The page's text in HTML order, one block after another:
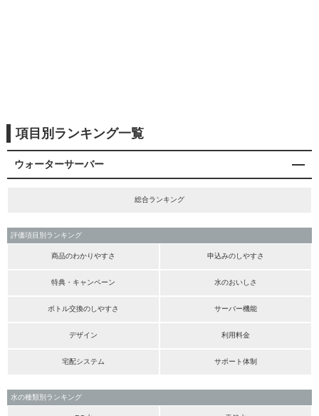
項目別ランキング一覧
ウォーターサーバー
総合ランキング
評価項目別ランキング
商品のわかりやすさ 申込みのしやすさ
特典・キャンペーン 水のおいしさ
ボトル交換のしやすさ サーバー機能
デザイン 利用料金
宅配システム サポート体制
水の種類別ランキング